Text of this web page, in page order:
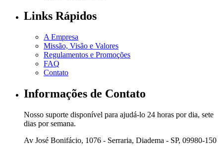
Links Rápidos
A Empresa
Missão, Visão e Valores
Regulamentos e Promoções
FAQ
Contato
Informações de Contato
Nosso suporte disponível para ajudá-lo 24 horas por dia, sete
dias por semana.
Av José Bonifácio, 1076 - Serraria, Diadema - SP, 09980-150